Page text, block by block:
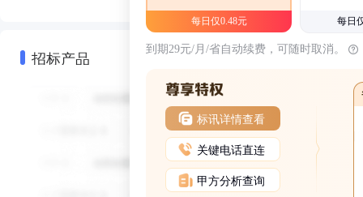
招标产品
每日仅0.48元 每日
到期29元/月/省自动续费，可随时取消。
标讯详情查看
关键电话直连
甲方分析查询